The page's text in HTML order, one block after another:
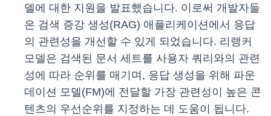
델에 대한 지원을 발표했습니다. 이로써 개발자들
은 검색 증강 생성(RAG) 애플리케이션에서 응답
의 관련성을 개선할 수 있게 되었습니다. 리랭커
모델은 검색된 문서 세트를 사용자 쿼리와의 관련
성에 따라 순위를 매기며, 응답 생성을 위해 파운
데이션 모델(FM)에 전달할 가장 관련성이 높은 콘
텐츠의 우선순위를 지정하는 데 도움이 됩니다.